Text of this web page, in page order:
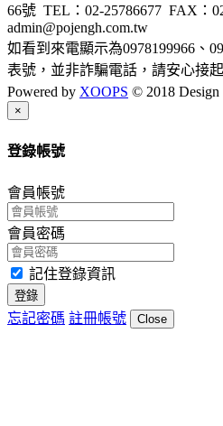
66號 TEL：02-25786677 FAX：
admin@pojengh.com.tw
如看到來電顯示為0978199966、
表號，並非詐騙電話，請安心接
Powered by XOOPS © 2018 Design
×
登錄帳號
會員帳號
會員密碼
記住登錄資訊
登錄
忘記密碼 註冊帳號 Close